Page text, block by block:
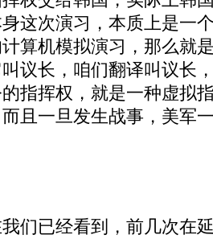
这次演习，本质上是一
算机模拟演习，那么就
议长，咱们翻译叫议长
指挥权，就是一种虚拟
且一旦发生战事，美军
已经看到，前几次在